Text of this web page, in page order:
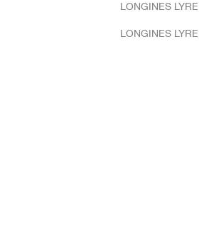
LONGINES LYRE
LONGINES LYRE